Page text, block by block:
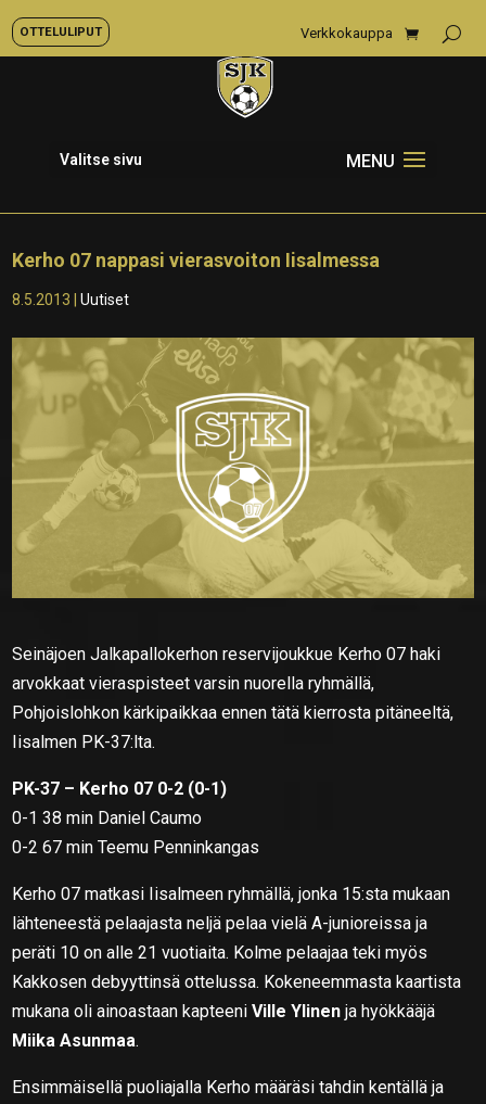
OTTELULIPUT Verkkokauppa
Valitse sivu
Kerho 07 nappasi vierasvoiton Iisalmessa
8.5.2013 |Uutiset
Seinäjoen Jalkapallokerhon reservijoukkue Kerho 07 haki
arvokkaat vieraspisteet varsin nuorella ryhmällä,
Pohjoislohkon kärkipaikkaa ennen tätä kierrosta pitäneeltä,
Iisalmen PK-37:lta.
PK-37 – Kerho 07 0-2 (0-1)
0-1 38 min Daniel Caumo
0-2 67 min Teemu Penninkangas
Kerho 07 matkasi Iisalmeen ryhmällä, jonka 15:sta mukaan
lähteneestä pelaajasta neljä pelaa vielä A-junioreissa ja
peräti 10 on alle 21 vuotiaita. Kolme pelaajaa teki myös
Kakkosen debyyttinsä ottelussa. Kokeneemmasta kaartista
mukana oli ainoastaan kapteeniVille Ylinen ja hyökkääjä
Miika Asunmaa.
Ensimmäisellä puoliajalla Kerho määräsi tahdin kentällä ja